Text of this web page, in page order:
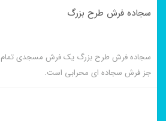
سجاده فرش طرح بزرگ
سجاده فرش طرح بزرگ یک فرش مسجدی
جز فرش سجاده ای محرابی است.